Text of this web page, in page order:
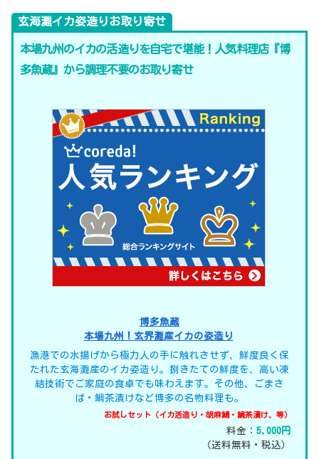
玄海灘イカ姿造りお取り寄せ
本場九州のイカの活造りを自宅で堪能！人気料理店『博
多魚蔵』から調理不要のお取り寄せ
博多魚蔵
本場九州！玄界灘産イカの姿造り
漁港での水揚げから極力人の手に触れさせず、鮮度良く保
たれた玄海灘産のイカ姿造り。捌きたての鮮度を、高い凍
結技術でご家庭の食卓でも味わえます。その他、ごまさ
ば・鯛茶漬けなど博多の名物料理も。
お試しセット（イカ活造り・胡麻鯖・鯛茶漬け、等）
料金：5,000円
（送料無料・税込）